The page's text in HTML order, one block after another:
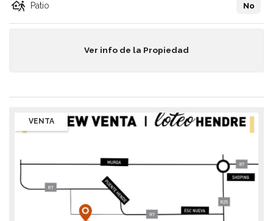
Patio No
Ver info de la Propiedad
VENTA